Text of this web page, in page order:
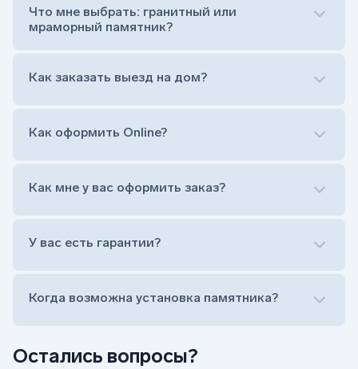
Остались вопросы?
Обработка и сверловка комплекта
Расположение символа веры (крестик или
на символ веры или вовсе портрет не рисовать)
прописной)
Что мне выбрать: гранитный или
мраморный памятник?
Как заказать выезд на дом?
Оформить заказ удаленно (online)
Заказать бесплатный выезд менеджера на дом
Как оформить Online?
Оформить заказ удаленно (online)
Заказать бесплатный выезд менеджера на дом
Как мне у вас оформить заказ?
У вас есть гарантии?
Когда возможна установка памятника?